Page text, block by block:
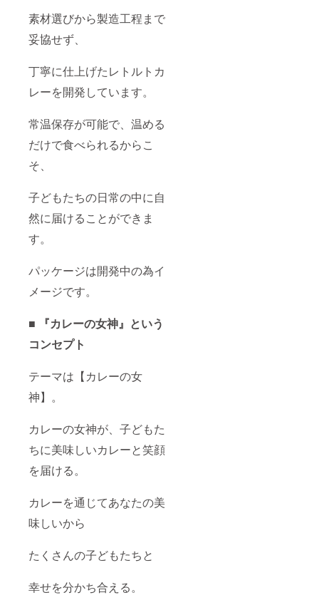
素材選びから製造工程まで
妥協せず、
丁寧に仕上げたレトルトカ
レーを開発しています。
常温保存が可能で、温める
だけで食べられるからこ
そ、
子どもたちの日常の中に自
然に届けることができま
す。
パッケージは開発中の為イ
メージです。
■ 『カレーの女神』という
コンセプト
テーマは【カレーの女
神】。
カレーの女神が、子どもた
ちに美味しいカレーと笑顔
を届ける。
カレーを通じてあなたの美
味しいから
たくさんの子どもたちと
幸せを分かち合える。